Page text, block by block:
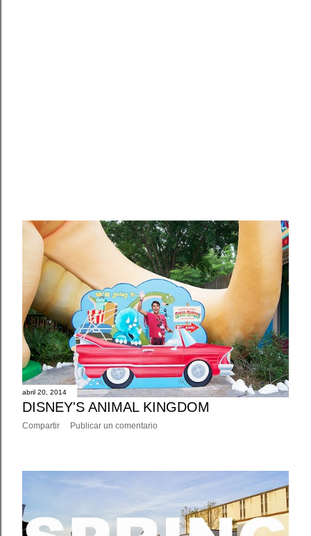
abril 20, 2014
DISNEY'S ANIMAL KINGDOM
Compartir Publicar un comentario